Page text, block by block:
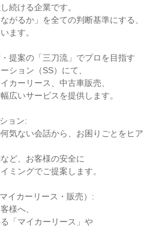
続ける企業です。
がるか」を全ての判断基準にする、
ます。
提案の「三刀流」でプロを目指す
ション（SS）にて、
カーリース、中古車販売、
広いサービスを提供します。
ョン:
気ない会話から、お困りごとをヒア
ど、お客様の安全に
ミングでご提案します。
イカーリース・販売）:
様へ、
「マイカーリース」や